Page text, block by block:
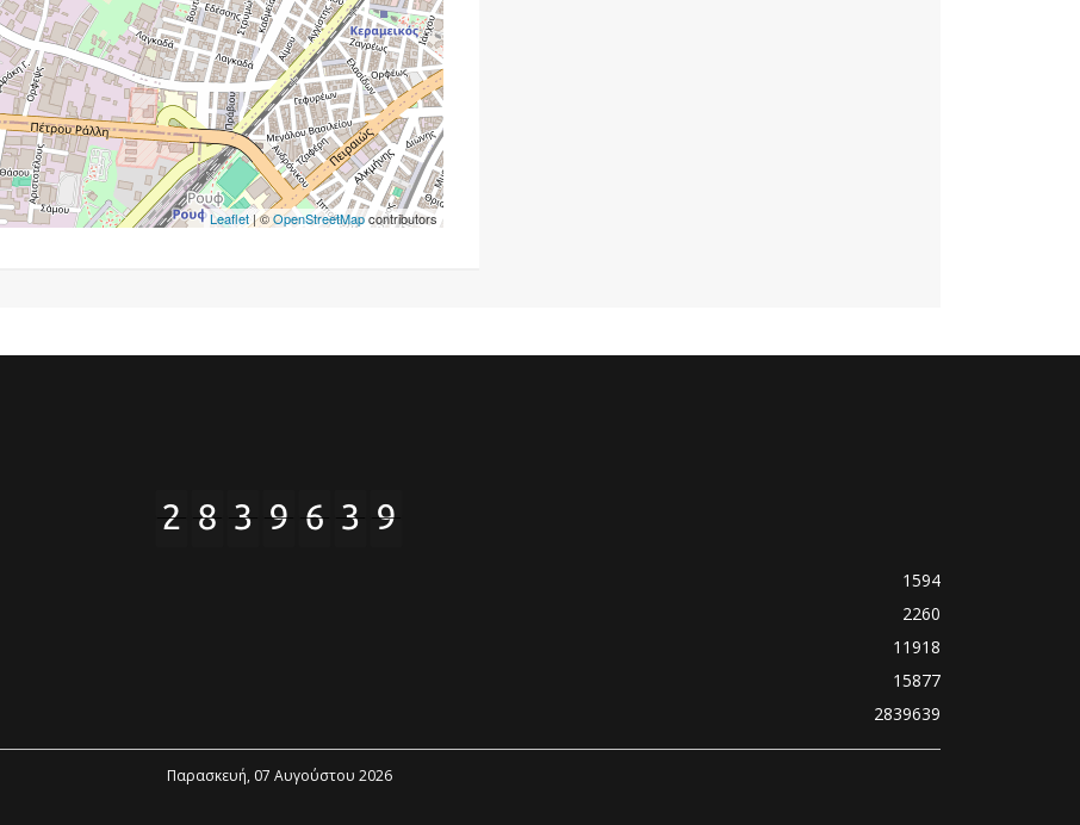
Leaflet| ©OpenStreetMapcontributors
1594
2260
11918
15877
2839639
Παρασκευή, 07 Αυγούστου 2026